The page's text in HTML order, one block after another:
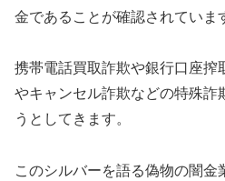
金であることが確認されていま
携帯電話買取詐欺や銀行口座搾
やキャンセル詐欺などの特殊詐
うとしてきます。
このシルバーを語る偽物の闇金